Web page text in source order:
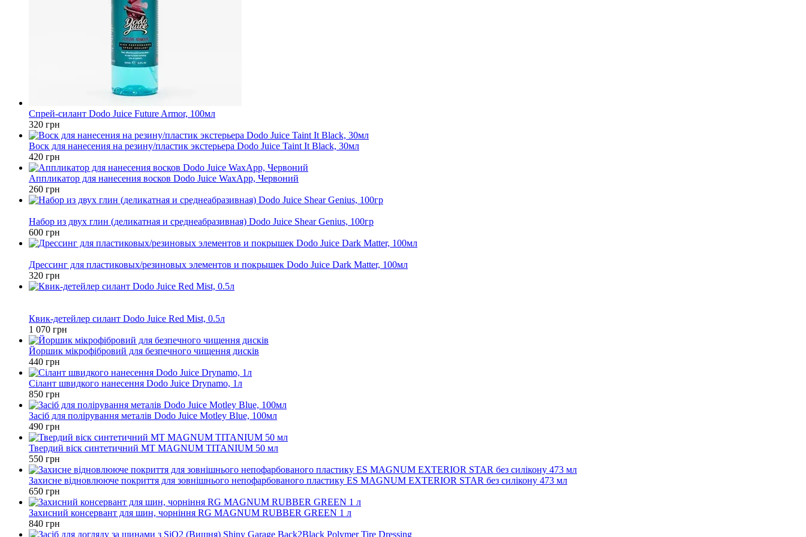
Спрей-силант Dodo Juice Future Armor, 100мл
320 грн
Воск для нанесения на резину/пластик экстерьера Dodo Juice Taint It Black, 30мл
420 грн
Аппликатор для нанесения восков Dodo Juice WaxApp, Червоний
260 грн
Набор из двух глин (деликатная и среднеабразивная) Dodo Juice Shear Genius, 100гр
600 грн
Дрессинг для пластиковых/резиновых элементов и покрышек Dodo Juice Dark Matter, 100мл
320 грн
Квик-детейлер силант Dodo Juice Red Mist, 0.5л
1 070 грн
Йоршик мікрофібровий для безпечного чищення дисків
440 грн
Cілант швидкого нанесення Dodo Juice Drynamo, 1л
850 грн
Засіб для полірування металів Dodo Juice Motley Blue, 100мл
490 грн
Твердий віск синтетичний МТ MAGNUM TITANIUM 50 мл
550 грн
Захисне відновлююче покриття для зовнішнього непофарбованого пластику ES MAGNUM EXTERIOR STAR без силікону 473 мл
650 грн
Захисний консервант для шин, чорніння RG MAGNUM RUBBER GREEN 1 л
840 грн